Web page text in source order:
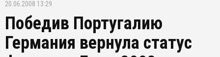
20.06.2008 13:29
Победив Португалию
Германия вернула статус